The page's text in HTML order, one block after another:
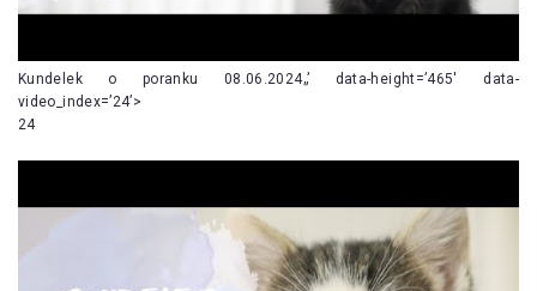
Kundelek o poranku 08.06.2024„’ data-height=’465′ data-
video_index=’24’>
24